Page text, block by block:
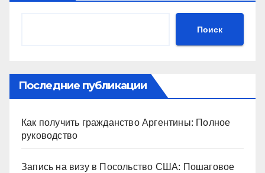
Поиск
Последние публикации
Как получить гражданство Аргентины: Полное
руководство
Запись на визу в Посольство США: Пошаговое